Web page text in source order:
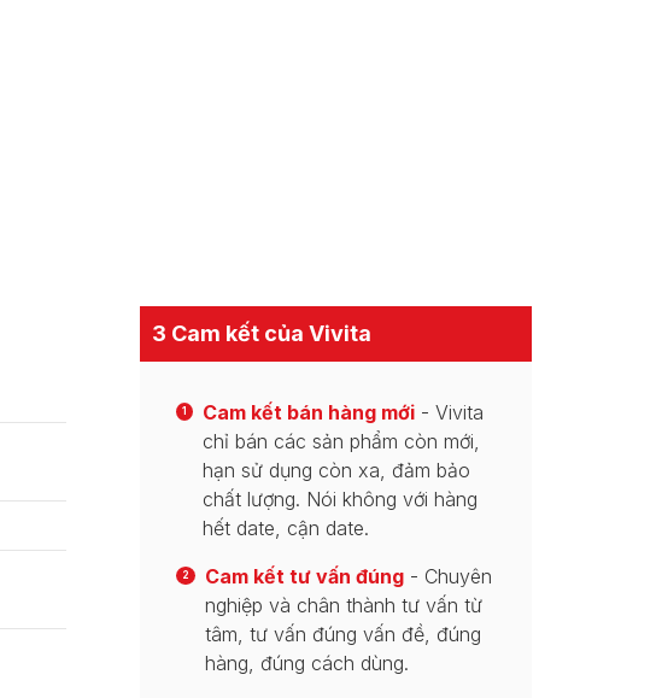
3 Cam kết của Vivita
1 Cam kết bán hàng mới - Vivita
chỉ bán các sản phẩm còn mới,
hạn sử dụng còn xa, đảm bảo
chất lượng. Nói không với hàng
hết date, cận date.
2 Cam kết tư vấn đúng - Chuyên
nghiệp và chân thành tư vấn từ
tâm, tư vấn đúng vấn đề, đúng
hàng, đúng cách dùng.